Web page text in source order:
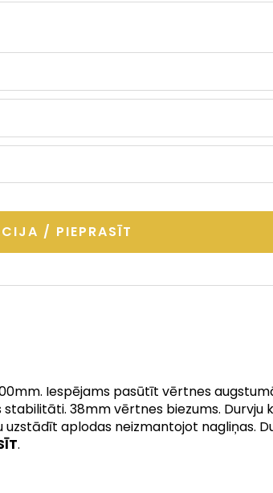
/ PIEPRASĪT
Iespējams pasūtīt vērtnes
38mm vērtnes biezums. Durvju
uzstādīt aplodas neizmantojot nagliņas.
.